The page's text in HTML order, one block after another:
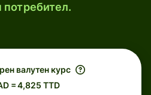
потребител.
валутен курс
= 4,825 TTD